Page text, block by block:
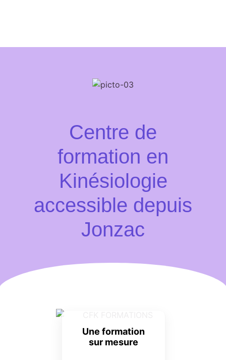
Centre de
formation en
Kinésiologie
accessible depuis
Jonzac
Une formation
sur mesure